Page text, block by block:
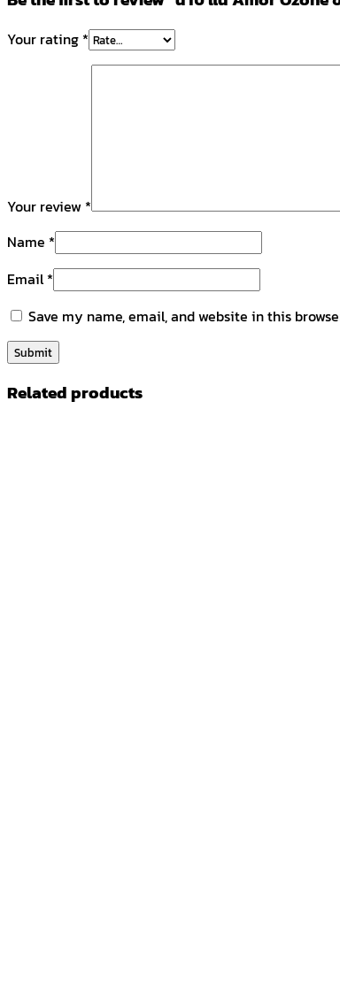
Your rating *
Your review *
Name *
Email*
Save my name, email, and website in this
Related products